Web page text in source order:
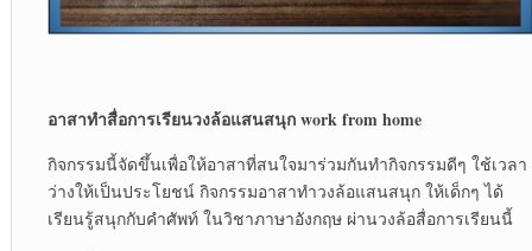
อาสาทำสื่อการเรียนวงล้อแสนสนุกwork from home
กิจกรรมนี้จัดขึ้นเพื่อให้อาสาที่สนใจมาร่วมกันทำกิจกรรมดีๆ ใช้เวลา
ว่างให้เป็นประโยชน์ กิจกรรมอาสาทำวงล้อแสนสนุก ให้เด็กๆ ได้
เรียนรู้สนุกกับคำศัพท์ ในวิชาภาษาอังกฤษ ผ่านวงล้อสื่อการเรียนนี้